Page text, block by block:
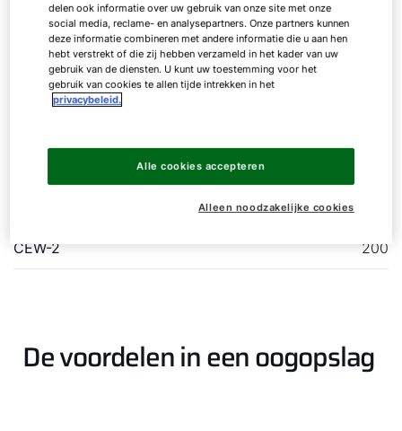
Boilervat
CEW-1
Boilervat voor het WOLF warmtepompenassortiment
CEW-2 200
De voordelen in een oogopslag
delen ook informatie over uw gebruik van onze site met onze
social media, reclame- en analysepartners. Onze partners kunnen
deze informatie combineren met andere informatie die u aan hen
hebt verstrekt of die zij hebben verzameld in het kader van uw
gebruik van de diensten. U kunt uw toestemming voor het
gebruik van cookies te allen tijde intrekken in het
privacybeleid.
Alleen noodzakelijke cookies
Alle cookies accepteren